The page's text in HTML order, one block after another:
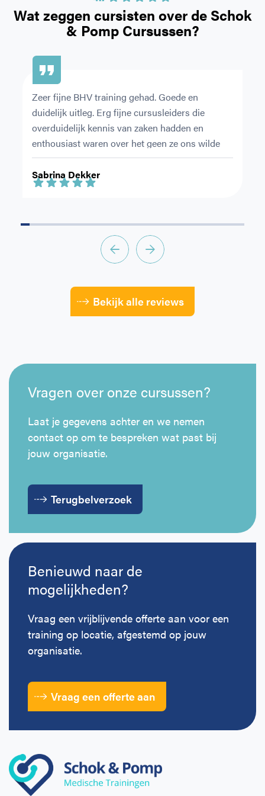
Bij welke zorgverzekeraar bent u aangesloten?
CAPTCHA
Wat zeggen cursisten over de Schok
& Pomp Cursussen?
Sabrina Dekker
Zeer fijne BHV training gehad. Goede en
duidelijk uitleg. Erg fijne cursusleiders die
overduidelijk kennis van zaken hadden en
enthousiast waren over het geen ze ons wilde
leren.
Bekijk alle reviews
Vragen over onze cursussen?
Laat je gegevens achter en we nemen
contact op om te bespreken wat past bij
jouw organisatie.
Terugbelverzoek
Benieuwd naar de
mogelijkheden?
Vraag een vrijblijvende offerte aan voor een
training op locatie, afgestemd op jouw
organisatie.
Vraag een offerte aan